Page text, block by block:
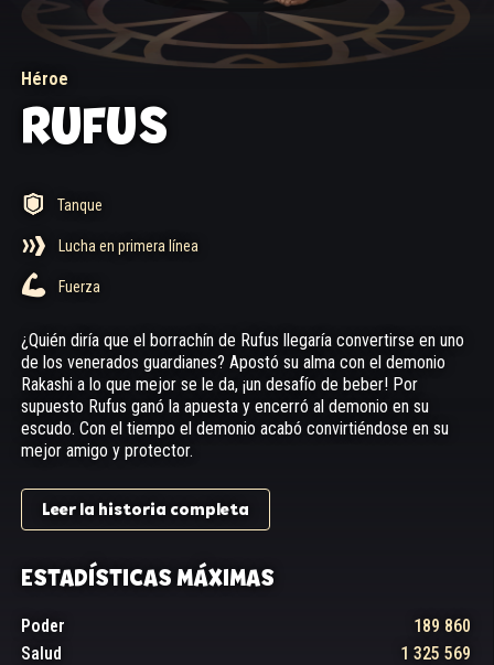
Héroe
RUFUS
Tanque
Lucha en primera línea
Fuerza
¿Quién diría que el borrachín de Rufus llegaría convertirse en uno
de los venerados guardianes? Apostó su alma con el demonio
Rakashi a lo que mejor se le da, ¡un desafío de beber! Por
supuesto Rufus ganó la apuesta y encerró al demonio en su
escudo. Con el tiempo el demonio acabó convirtiéndose en su
mejor amigo y protector.
Leer la historia completa
ESTADÍSTICAS MÁXIMAS
Poder
189 860
Salud
1 325 569